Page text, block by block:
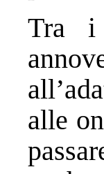
Tra i
alle